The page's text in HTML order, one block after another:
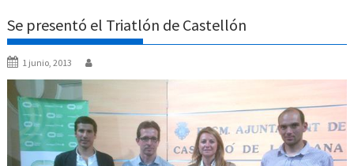
Se presentó el Triatlón de Castellón
1 junio, 2013